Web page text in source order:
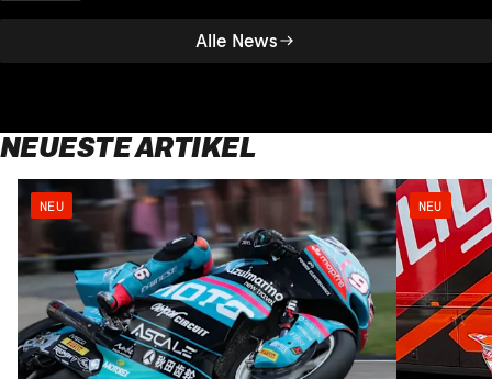
Alle News
NEUESTE ARTIKEL
NEU NEU